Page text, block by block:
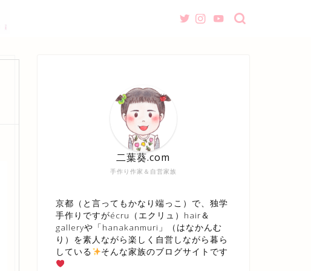
手作り作家＆自営家族
二葉葵.com
京都（と言ってもかなり端っこ）で、独学
手作りですがécru（エクリュ）hair＆
galleryや「hanakanmuri」（はなかんむ
り）を素人ながら楽しく自営しながら暮ら
している
そんな家族のブログサイトです